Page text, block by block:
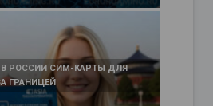
В РОССИИ СИМ-КАРТЫ ДЛЯ
ГРАНИЦЕЙ